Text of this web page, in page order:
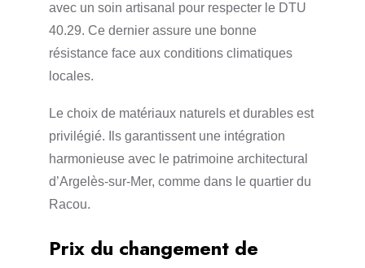
avec un soin artisanal pour respecter le DTU
40.29. Ce dernier assure une bonne
résistance face aux conditions climatiques
locales.
Le choix de matériaux naturels et durables est
privilégié. Ils garantissent une intégration
harmonieuse avec le patrimoine architectural
d’Argelès-sur-Mer, comme dans le quartier du
Racou.
Prix du changement de